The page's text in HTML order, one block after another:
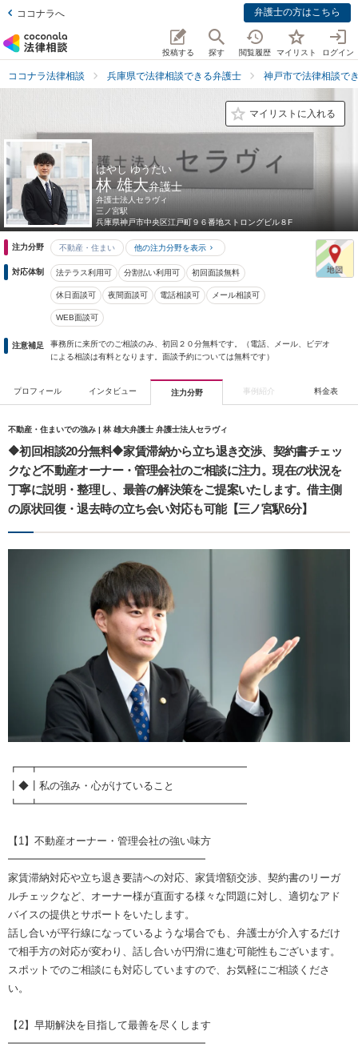
ココナラへ 弁護士の方はこちら
投稿する 探す 閲覧履歴 マイリスト ログイン
ココナラ法律相談 兵庫県で法律相談できる弁護士 神戸市で法律相談で
マイリストに入れる
はやし ゆうだい
林 雄大弁護士
弁護士法人セラヴィ
三ノ宮駅
兵庫県神戸市中央区江戸町９６番地ストロングビル８F
注力分野 不動産・住まい 他の注力分野を表示
対応体制 法テラス利用可 分割払い利用可 初回面談無料
休日面談可 夜間面談可 電話相談可 メール相談可
WEB面談可
注意補足
事務所に来所でのご相談のみ、初回２０分無料です。（電話、メール、ビデオ
による相談は有料となります。面談予約については無料です）
プロフィール インタビュー 注力分野 事例紹介 料金表
不動産・住まいでの強み | 林 雄大弁護士 弁護士法人セラヴィ
🔶初回相談20分無料🔶家賃滞納から立ち退き交渉、契約書チェッ
クなど不動産オーナー・管理会社のご相談に注力。現在の状況を
丁寧に説明・整理し、最善の解決策をご提案いたします。借主側
の原状回復・退去時の立ち会い対応も可能【三ノ宮駅6分】
┏━┳━━━━━━━━━━━━━━━━━━━━
┃◆┃私の強み・心がけていること
┗━┻━━━━━━━━━━━━━━━━━━━━
【1】不動産オーナー・管理会社の強い味方
━━━━━━━━━━━━━━━━━━━
家賃滞納対応や立ち退き要請への対応、家賃増額交渉、契約書のリーガ
ルチェックなど、オーナー様が直面する様々な問題に対し、適切なアド
バイスの提供とサポートをいたします。
話し合いが平行線になっているような場合でも、弁護士が介入するだけ
で相手方の対応が変わり、話し合いが円滑に進む可能性もございます。
スポットでのご相談にも対応していますので、お気軽にご相談くださ
い。
【2】早期解決を目指して最善を尽くします
━━━━━━━━━━━━━━━━━━━